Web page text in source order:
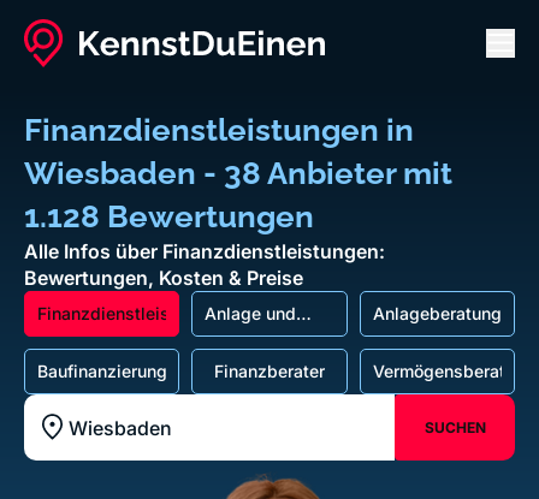
Finanzdienstleistungen in
Wiesbaden - 38 Anbieter mit
1.128 Bewertungen
Alle Infos über Finanzdienstleistungen:
Bewertungen, Kosten & Preise
FinanzdienstleistungenAnlage und
Finanzierung
Anlageberatung
Baufinanzierung Finanzberater Vermögensberatung
Standort z.B. Frankfurt am Main
SUCHEN